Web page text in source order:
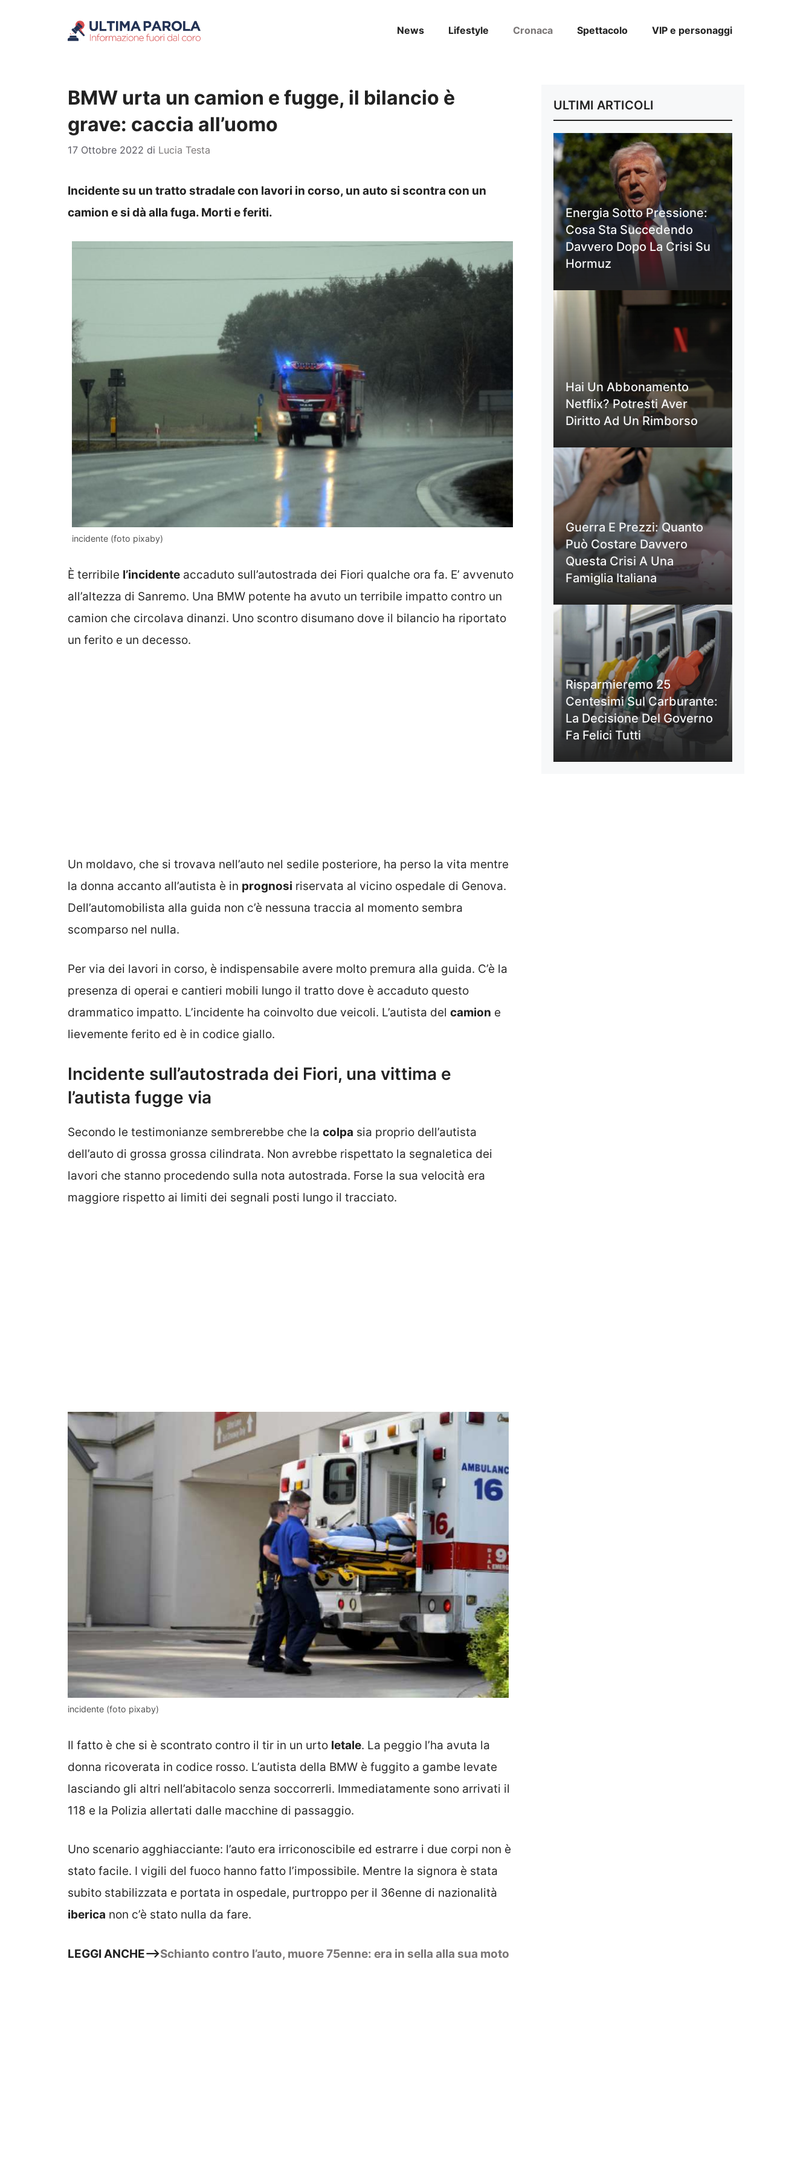
News Lifestyle Cronaca Spettacolo VIP e personaggi
BMW urta un camion e fugge, il bilancio è
grave: caccia all’uomo
17 Ottobre 2022 di Lucia Testa
Incidente su un tratto stradale con lavori in corso, un auto si scontra con un
camion e si dà alla fuga. Morti e feriti.
incidente (foto pixaby)
È terribile l’incidente accaduto sull’autostrada dei Fiori qualche ora fa. E’ avvenuto
all’altezza di Sanremo. Una BMW potente ha avuto un terribile impatto contro un
camion che circolava dinanzi. Uno scontro disumano dove il bilancio ha riportato
un ferito e un decesso.
Un moldavo, che si trovava nell’auto nel sedile posteriore, ha perso la vita mentre
la donna accanto all’autista è in prognosi riservata al vicino ospedale di Genova.
Dell’automobilista alla guida non c’è nessuna traccia al momento sembra
scomparso nel nulla.
Per via dei lavori in corso, è indispensabile avere molto premura alla guida. C’è la
presenza di operai e cantieri mobili lungo il tratto dove è accaduto questo
drammatico impatto. L’incidente ha coinvolto due veicoli. L’autista del camion e
lievemente ferito ed è in codice giallo.
Incidente sull’autostrada dei Fiori, una vittima e
l’autista fugge via
Secondo le testimonianze sembrerebbe che la colpa sia proprio dell’autista
dell’auto di grossa grossa cilindrata. Non avrebbe rispettato la segnaletica dei
lavori che stanno procedendo sulla nota autostrada. Forse la sua velocità era
maggiore rispetto ai limiti dei segnali posti lungo il tracciato.
incidente (foto pixaby)
Il fatto è che si è scontrato contro il tir in un urto letale. La peggio l’ha avuta la
donna ricoverata in codice rosso. L’autista della BMW è fuggito a gambe levate
lasciando gli altri nell’abitacolo senza soccorrerli. Immediatamente sono arrivati il
118 e la Polizia allertati dalle macchine di passaggio.
Uno scenario agghiacciante: l’auto era irriconoscibile ed estrarre i due corpi non è
stato facile. I vigili del fuoco hanno fatto l’impossibile. Mentre la signora è stata
subito stabilizzata e portata in ospedale, purtroppo per il 36enne di nazionalità
iberica non c’è stato nulla da fare.
LEGGI ANCHE–>Schianto contro l’auto, muore 75enne: era in sella alla sua moto
ULTIMI ARTICOLI
Energia Sotto Pressione:
Cosa Sta Succedendo
Davvero Dopo La Crisi Su
Hormuz
Hai Un Abbonamento
Netflix? Potresti Aver
Diritto Ad Un Rimborso
Guerra E Prezzi: Quanto
Può Costare Davvero
Questa Crisi A Una
Famiglia Italiana
Risparmieremo 25
Centesimi Sul Carburante:
La Decisione Del Governo
Fa Felici Tutti